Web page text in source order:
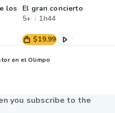
los
El gran concierto
5+
1h44
$19.99
en el Olimpo
you subscribe to the